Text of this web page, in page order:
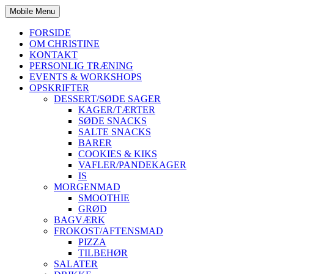
Mobile Menu
FORSIDE
OM CHRISTINE
KONTAKT
PERSONLIG TRÆNING
EVENTS & WORKSHOPS
OPSKRIFTER
DESSERT/SØDE SAGER
KAGER/TÆRTER
SØDE SNACKS
SALTE SNACKS
BARER
COOKIES & KIKS
VAFLER/PANDEKAGER
IS
MORGENMAD
SMOOTHIE
GRØD
BAGVÆRK
FROKOST/AFTENSMAD
PIZZA
TILBEHØR
SALATER